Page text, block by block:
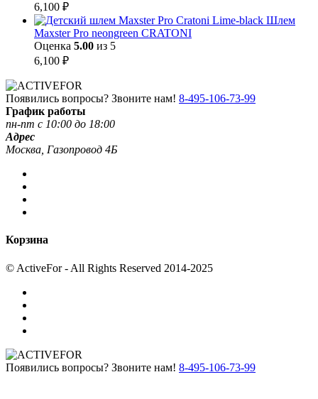
6,100 ₽
Шлем
Maxster Pro neongreen CRATONI
Оценка 5.00 из 5
6,100 ₽
Появились вопросы? Звоните нам! 8-495-106-73-99
График работы
пн-пт с 10:00 до 18:00
Адрес
Москва, Газопровод 4Б
Корзина
© ActiveFor - All Rights Reserved 2014-2025
Появились вопросы? Звоните нам! 8-495-106-73-99